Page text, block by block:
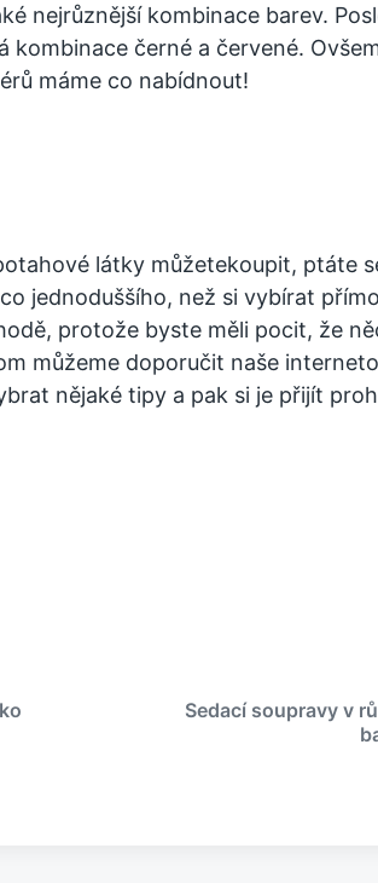
nejrůznější kombinace barev.
kombinace černé a červené.
máme co nabídnout!
látkymůžetekoupit, ptáte
jednoduššího, než si vybírat
protože byste měli pocit, že
můžeme doporučit naše
nějaké tipy a pak si je přijít
Sedací soupravy v